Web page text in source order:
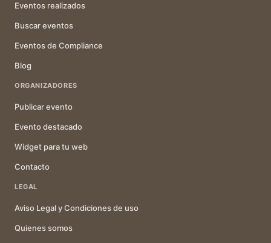
Eventos realizados
Buscar eventos
Eventos de Compliance
Blog
ORGANIZADORES
Publicar evento
Evento destacado
Widget para tu web
Contacto
LEGAL
Aviso Legal y Condiciones de uso
Quienes somos